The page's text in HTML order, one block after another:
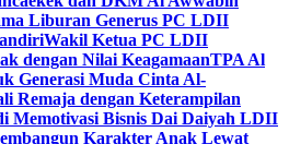
Liburan Generus PC LDII
Wakil Ketua PC LDII
dengan Nilai KeagamaanTPA Al
Generasi Muda Cinta Al-
Remaja dengan Keterampilan
Memotivasi Bisnis Dai Daiyah LDII
Karakter Anak Lewat